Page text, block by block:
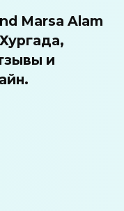
Marsa Alam
и